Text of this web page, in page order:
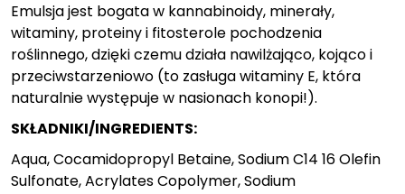
Emulsja jest bogata w kannabinoidy, minerały,
witaminy, proteiny i fitosterole pochodzenia
roślinnego, dzięki czemu działa nawilżająco, kojąco i
przeciwstarzeniowo (to zasługa witaminy E, która
naturalnie występuje w nasionach konopi!).
SKŁADNIKI/INGREDIENTS:
Aqua, Cocamidopropyl Betaine, Sodium C14 16 Olefin
Sulfonate, Acrylates Copolymer, Sodium